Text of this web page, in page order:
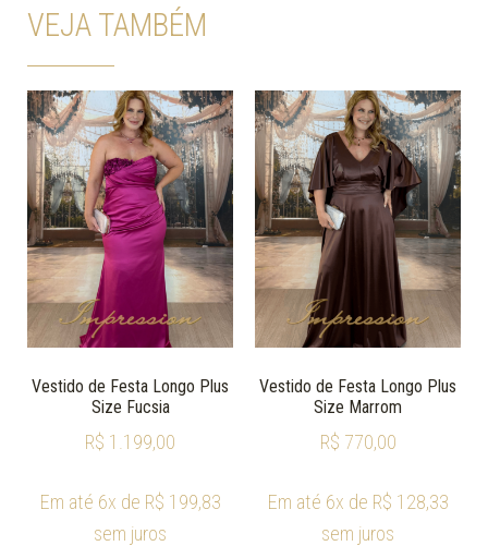
VEJA TAMBÉM
Vestido de Festa Longo Plus
Size Fucsia
R$ 1.199,00
Em até 6x de R$ 199,83
sem juros
Vestido de Festa Longo Plus
Size Marrom
R$ 770,00
Em até 6x de R$ 128,33
sem juros